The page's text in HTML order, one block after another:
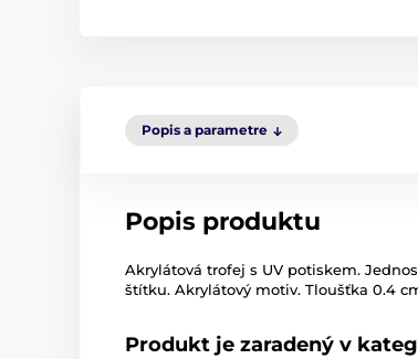
Popis a parametre
Popis produktu
Akrylátová trofej s UV potiskem.
štítku. Akrylátový motiv. Tloušťka 0.4
Produkt je zaradený v